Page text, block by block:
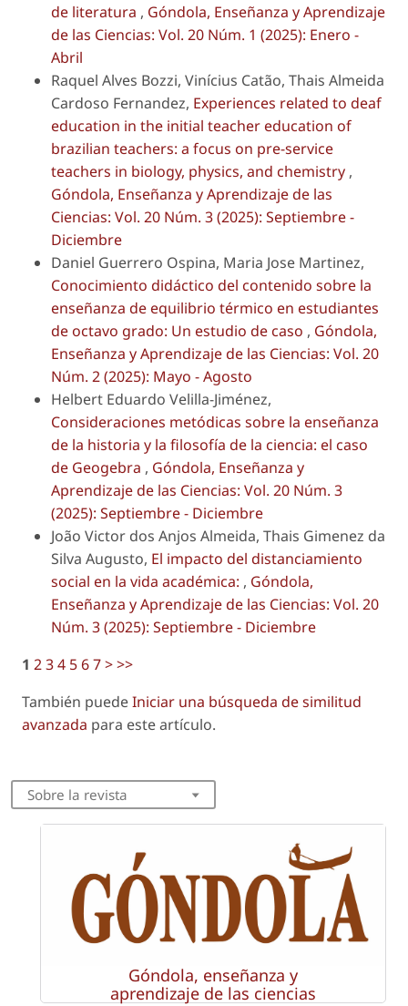
de literatura , Góndola, Enseñanza y Aprendizaje
de las Ciencias: Vol. 20 Núm. 1 (2025): Enero -
Abril
Raquel Alves Bozzi, Vinícius Catão, Thais Almeida
Cardoso Fernandez, Experiences related to deaf
education in the initial teacher education of
brazilian teachers: a focus on pre-service
teachers in biology, physics, and chemistry ,
Góndola, Enseñanza y Aprendizaje de las
Ciencias: Vol. 20 Núm. 3 (2025): Septiembre -
Diciembre
Daniel Guerrero Ospina, Maria Jose Martinez,
Conocimiento didáctico del contenido sobre la
enseñanza de equilibrio térmico en estudiantes
de octavo grado: Un estudio de caso , Góndola,
Enseñanza y Aprendizaje de las Ciencias: Vol. 20
Núm. 2 (2025): Mayo - Agosto
Helbert Eduardo Velilla-Jiménez,
Consideraciones metódicas sobre la enseñanza
de la historia y la filosofía de la ciencia: el caso
de Geogebra , Góndola, Enseñanza y
Aprendizaje de las Ciencias: Vol. 20 Núm. 3
(2025): Septiembre - Diciembre
João Victor dos Anjos Almeida, Thais Gimenez da
Silva Augusto, El impacto del distanciamiento
social en la vida académica: , Góndola,
Enseñanza y Aprendizaje de las Ciencias: Vol. 20
Núm. 3 (2025): Septiembre - Diciembre
1 234 567>>>
También puedeIniciar una búsqueda de similitud
avanzada para este artículo.
Sobre la revista
Góndola, enseñanza y
aprendizaje de las ciencias